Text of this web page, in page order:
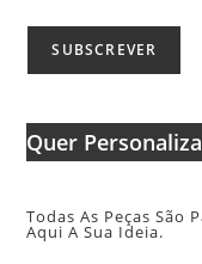
Quer
Todas As Peças São
Aqui A Sua Ideia.